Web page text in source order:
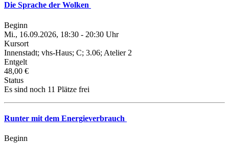
Die Sprache der Wolken
Beginn
Mi., 16.09.2026, 18:30 - 20:30 Uhr
Kursort
Innenstadt; vhs-Haus; C; 3.06; Atelier 2
Entgelt
48,00 €
Status
Es sind noch 11 Plätze frei
Runter mit dem Energieverbrauch
Beginn